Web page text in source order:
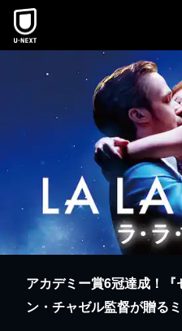
本文へスキップ
アカデミー賞6冠達成！
ン・チャゼル監督が贈る